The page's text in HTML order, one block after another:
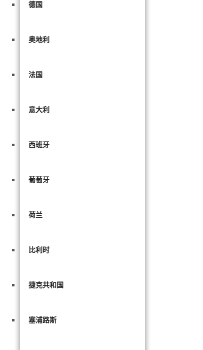
德国
奥地利
法国
意大利
西班牙
葡萄牙
荷兰
比利时
捷克共和国
塞浦路斯